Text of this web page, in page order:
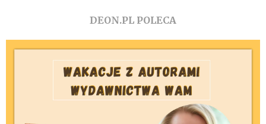
DEON.PL POLECA